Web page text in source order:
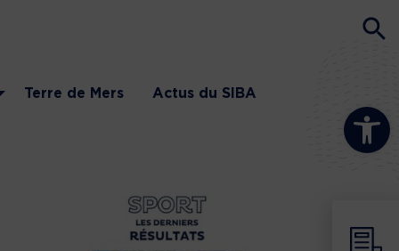
Ouvrir la
Terre de Mers Actus du SIBA